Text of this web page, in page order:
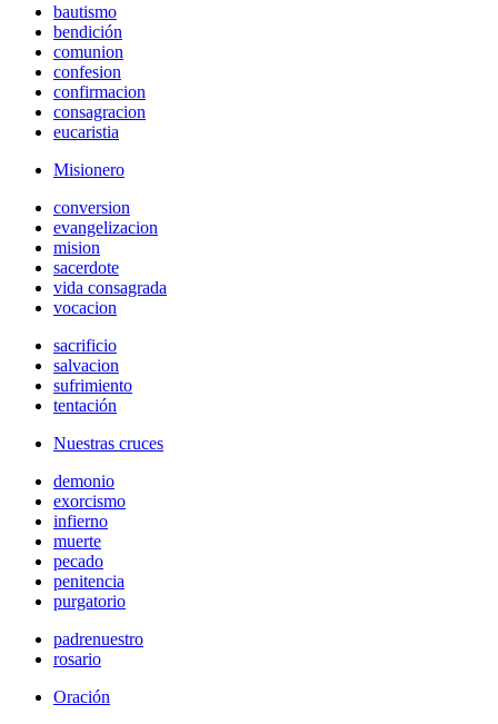
bautismo
bendición
comunion
confesion
confirmacion
consagracion
eucaristia
Misionero
conversion
evangelizacion
mision
sacerdote
vida consagrada
vocacion
sacrificio
salvacion
sufrimiento
tentación
Nuestras cruces
demonio
exorcismo
infierno
muerte
pecado
penitencia
purgatorio
padrenuestro
rosario
Oración